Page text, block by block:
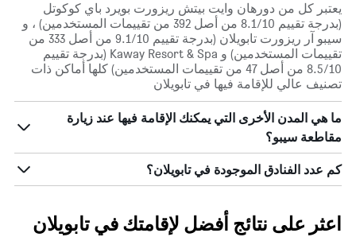
يعتبر كل من دورهان وايت بيتش ريزورت بويرد باي كوكوتل
(بدرجة تقييم 8.1/10 من أصل 392 من تقييمات المستخدمين) ، و
سيبو آر ريزورت تابويلان (بدرجة تقييم 9.1/10 من أصل 333 من
تقييمات المستخدمين) و Kaway Resort & Spa (بدرجة تقييم
8.5/10 من أصل 47 من تقييمات المستخدمين) كلها أماكن ذات
تصنيف عالي للإقامة فيها في تابويلان
ما هي المدن الأخرى التي يمكنك الإقامة فيها عند زيارة
مقاطعة سيبو؟
كم عدد الفنادق الموجودة في تابويلان؟
اعثر على نتائج أفضل لإقامتك في تابويلان